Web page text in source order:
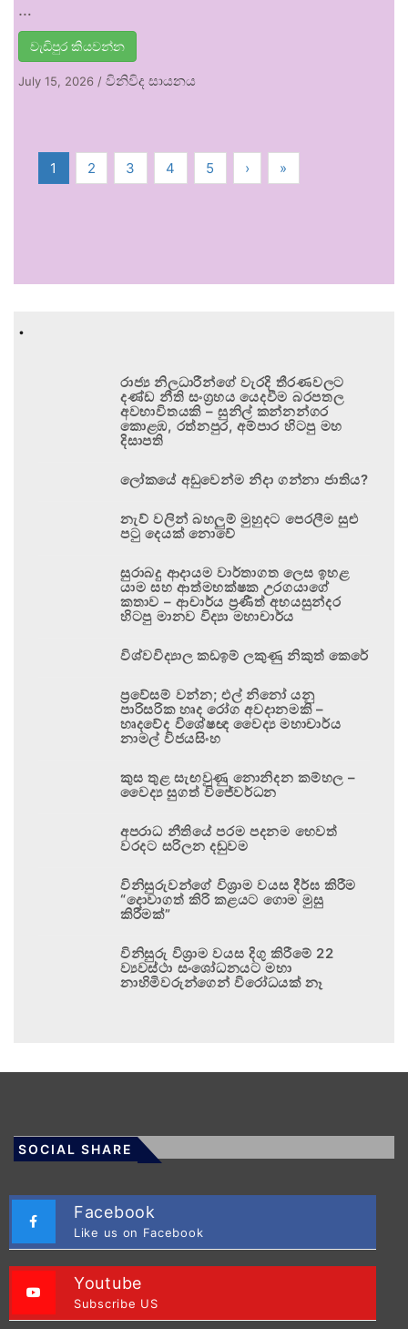
…
වැඩිපුර කියවන්න
July 15, 2026 / විනිවිද සායනය
1 2 3 4 5 › »
.
රාජ්‍ය නිලධාරීන්ගේ වැරදි තීරණවලට
දණ්ඩ නීති සංග්‍රහය යෙදවීම බරපතල
අවභාවිතයකි – සුනිල් කන්නන්ගර
කොළඹ, රත්නපුර, අම්පාර හිටපු මහ
දිසාපති
ලෝකයේ අඩුවෙන්ම නිදා ගන්නා ජාතිය?
නැව් වලින් බහලුම් මුහුදට පෙරලීම සුළු
පටු දෙයක් නොවේ
සුරාබදු ආදායම වාර්තාගත ලෙස ඉහළ
යාම සහ ආත්මභක්ෂක උරගයාගේ
කතාව – ආචාර්ය ප්‍රණීත් අභයසුන්දර
හිටපු මානව විද්‍යා මහාචාර්ය
විශ්වවිද්‍යාල කඩඉම් ලකුණු නිකුත් කෙරේ
ප්‍රවේසම් වන්න; එල් නිනෝ යනු
පාරිසරික හෘද රෝග අවදානමකි –
හෘදවේද විශේෂඥ වෛද්‍ය මහාචාර්ය
නාමල් විජයසිංහ
කුස තුළ සැඟවුණු නොනිදන කම්හල –
වෛද්‍ය සුගත් විජේවර්ධන
අපරාධ නීතියේ පරම පදනම හෙවත්
වරදට සරිලන දඬුවම
විනිසුරුවන්ගේ විශ්‍රාම වයස දීර්ඝ කිරීම
“දොවාගත් කිරි කළයට ගොම මුසු
කිරීමක්”
විනිසුරු විශ්‍රාම වයස දිගු කිරීමේ 22
ව්‍යවස්ථා සංශෝධනයට මහා
නාහිමිවරුන්ගෙන් විරෝධයක් නෑ
SOCIAL SHARE
Facebook
Like us on Facebook
Youtube
Subscribe US